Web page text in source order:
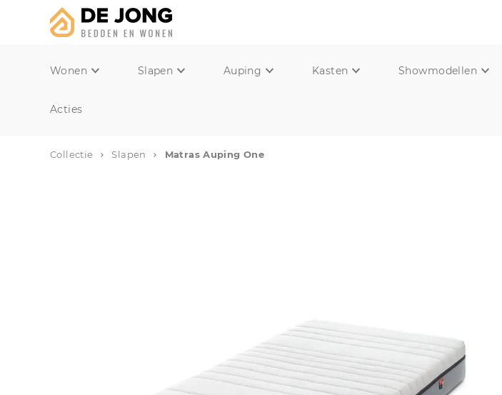
Wonen Slapen Auping Kasten Showmodellen
Acties
Collectie Slapen Matras Auping One